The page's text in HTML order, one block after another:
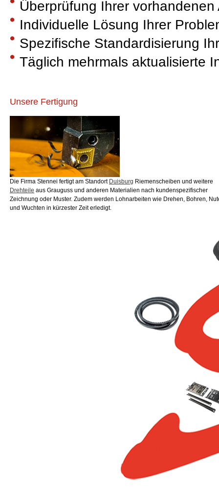
Überprüfung Ihrer vorhandenen
Individuelle Lösung Ihrer
Spezifische Standardisierung
Täglich mehrmals aktualisierte
Unsere Fertigung
Die Firma Stennei fertigt am Standort Duisburg Riemenscheiben und weitere
Drehteile aus Grauguss und anderen Materialien nach kundenspezifischer
Zeichnung oder Muster. Zudem werden Lohnarbeiten wie Drehen, Bohren,
und Wuchten in kürzester Zeit erledigt.